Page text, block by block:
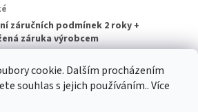
cookie. Dalším procházením
souhlas s jejich používáním.. Více
záručních podmínek 2 roky +
záruka výrobcem